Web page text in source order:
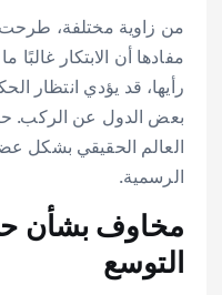
من زاوية مختلفة،
مفادها أن الابتكار
رأيها، قد يؤدي انتظار
بعض الدول عن الركب.
العالم الحقيقي بشكل
الرسمية.
مخاوف بشأن
التوسع